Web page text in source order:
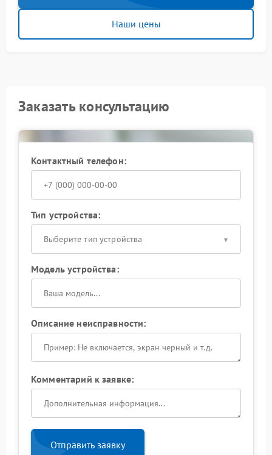
Наши цены
Заказать консультацию
Контактный телефон:
Тип устройства:
Выберите тип устройства
Модель устройства:
Описание неисправности:
Комментарий к заявке:
Отправить заявку